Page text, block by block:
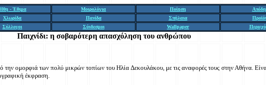
- Έθιμα Μοιρολόγια Ποίηση
Χλωρίδα Πανίδα Σπήλαια
Σύλλογοι Σύνδεσμοι Wallpaper
Παιχνίδι: η σοβαρότερη απασχόληση του ανθρώπου
ομορφιά των πολύ μικρών τοπίων του Ηλία Δεκουλάκου, με τις αναφορές τους στην Αθήνα.
έκφραση.